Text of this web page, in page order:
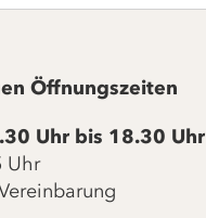
Öffnungszeiten
Uhr bis 18.30 Uhr
Uhr